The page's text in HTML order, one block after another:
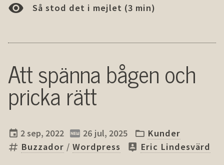
Så stod det i mejlet (3 min)
Att spänna bågen och
pricka rätt
2 sep, 2022 26 jul, 2025
Kunder
Buzzador / Wordpress Eric Lindesvärd